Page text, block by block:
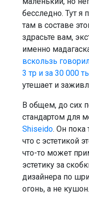
бесследно. Тут я
там в составе
здрасьте вам,
именно
вскользь
3 тр и за 30 000
утешает и
В общем, до сих
стандартом для
Shiseido. Он пока
что с эстетикой
что-то может
эстетику за
дизайнера по
огонь, а не кушон.